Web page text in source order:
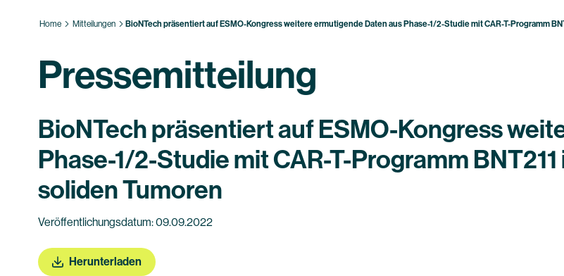
Home Mitteilungen BioNTech präsentiert auf ESMO-Kongress weitere ermutigende Daten aus Phase-1/2-Studie mit CAR-T-Programm
Pressemitteilung
BioNTech präsentiert auf ESMO-Kongress
Phase-1/2-Studie mit CAR-T-Programm
soliden Tumoren
Veröffentlichungsdatum: 09.09.2022
Herunterladen